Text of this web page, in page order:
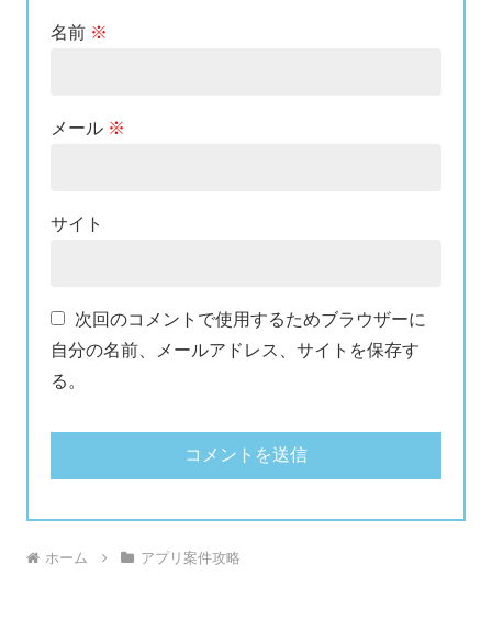
名前 ※
メール ※
サイト
次回のコメントで使用するためブラウザーに
自分の名前、メールアドレス、サイトを保存す
る。
ホーム アプリ案件攻略